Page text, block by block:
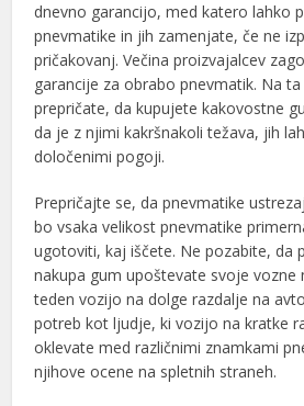
dnevno garancijo, med katero lahko
pnevmatike in jih zamenjate, če ne
pričakovanj. Večina proizvajalcev
garancije za obrabo pnevmatik. Na
prepričate, da kupujete kakovostne
da je z njimi kakršnakoli težava, jih
določenimi pogoji.
Prepričajte se, da pnevmatike
bo vsaka velikost pnevmatike
ugotoviti, kaj iščete. Ne pozabite, da
nakupa gum upoštevate svoje vozne
teden vozijo na dolge razdalje na
potreb kot ljudje, ki vozijo na kratke
oklevate med različnimi znamkami
njihove ocene na spletnih straneh.